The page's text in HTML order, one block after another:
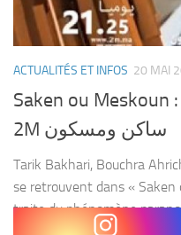
ACTUALITÉS ET INFOS 20 MAI
Saken ou Meskoun
2M ساكن ومسكون
Tarik Bakhari, Bouchra
se retrouvent dans « Saken
traite du phénomène
abracadabrantes à ne